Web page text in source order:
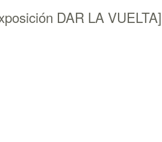
DAR LA VUELTA]